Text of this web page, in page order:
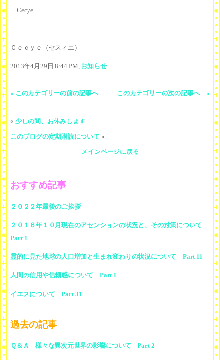
Cecye
Ｃｅｃｙｅ（セスィエ）
2013年4月29日 8:44 PM, お知らせ
« このカテゴリーの前の記事へ このカテゴリーの次の記事へ »
« 少しの間、お休みします
このブログの定期購読について »
メインページに戻る
おすすめ記事
２０２２年最後のご挨拶
２０１６年１０月現在のアセンションの状況と、その対策について
Part 1
霊的に見た地球の人口増加と生まれ変わりの状況について Part 11
人間の信用や信頼感について Part 1
イエスについて Part 31
過去の記事
Ｑ＆Ａ 様々な異次元世界の影響について Part 2